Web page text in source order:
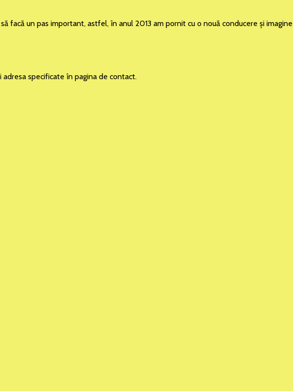
facă un pas important, astfel, în anul 2013 am pornit cu o nouă conducere şi imagine
specificate în pagina de contact.